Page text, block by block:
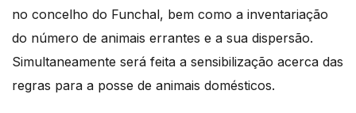
no concelho do Funchal, bem como a inventariação
do número de animais errantes e a sua dispersão.
Simultaneamente será feita a sensibilização acerca das
regras para a posse de animais domésticos.